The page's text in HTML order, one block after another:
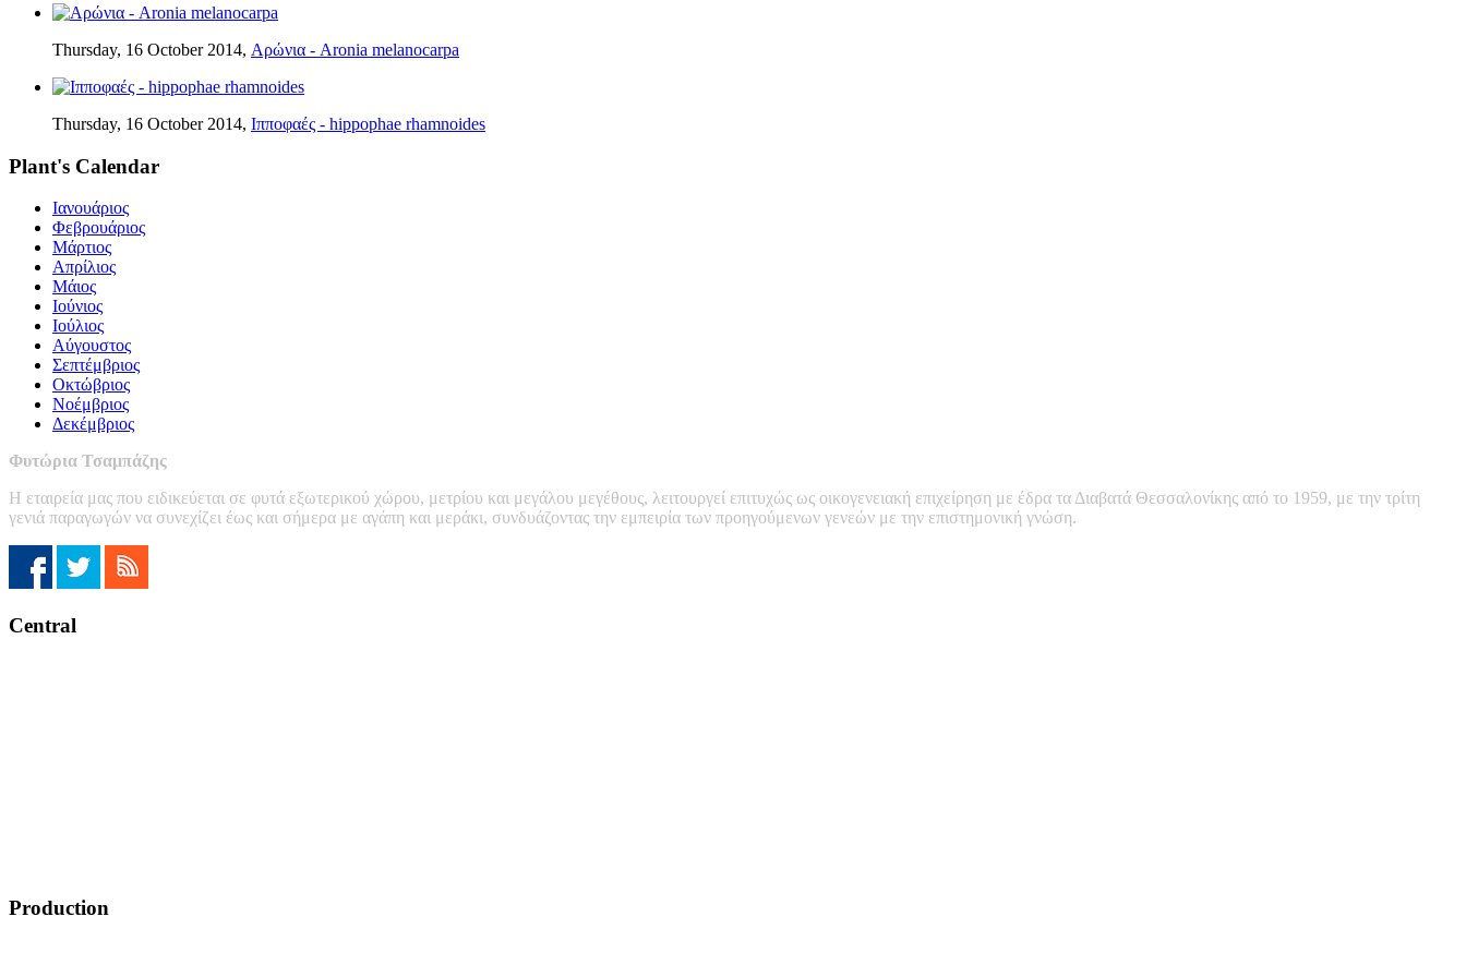
Thursday, 16 October 2014, Αρώνια - Aronia melanocarpa
Thursday, 16 October 2014, Ιπποφαές - hippophae rhamnoides
Plant's Calendar
Ιανουάριος
Φεβρουάριος
Μάρτιος
Απρίλιος
Μάιος
Ιούνιος
Ιούλιος
Αύγουστος
Σεπτέμβριος
Οκτώβριος
Νοέμβριος
Δεκέμβριος
Φυτώρια Τσαμπάζης
Η εταιρεία μας που ειδικεύεται σε φυτά εξωτερικού χώρου, μετρίου και μεγάλου μεγέθους, λειτουργεί επιτυχώς ως οικογενειακή επιχείρηση με έδρα τα Διαβατά Θεσσαλονίκης από το 1959, με την τρίτη
γενιά παραγωγών να συνεχίζει έως και σήμερα με αγάπη και μεράκι, συνδυάζοντας την εμπειρία των προηγούμενων γενεών με την επιστημονική γνώση.
Central
Production